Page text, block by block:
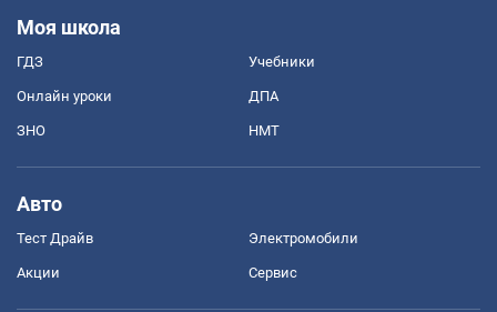
Моя школа
ГДЗ Учебники
Онлайн уроки ДПА
ЗНО НМТ
Авто
Тест Драйв Электромобили
Акции Сервис